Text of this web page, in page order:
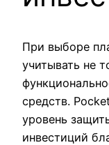
При выборе
учитывать не
средств.
уровень
инвестиций